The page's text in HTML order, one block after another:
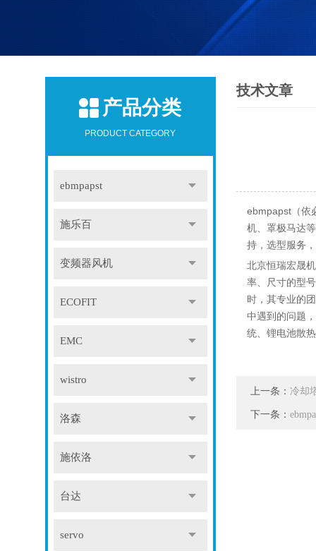
产品分类
PRODUCT CATEGORY
ebmpapst
施乐百
变频器风机
ECOFIT
EMC
wistro
洛森
施依洛
台达
servo
技术文章
ebmpapst（依
机、罩极马达
持，选型服务
北京恒瑞宏晟
率、尺寸的型
时，其专业的
中遇到的问题
统、锂电池散
上一条： 冷却
下一条：